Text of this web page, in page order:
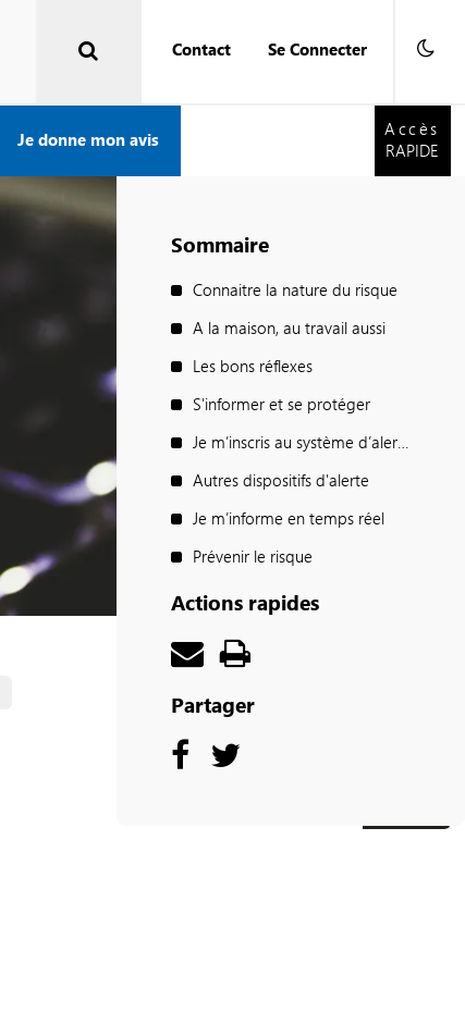
Contact Se Connecter
Accès
Je donne mon avis
Accès
RAPIDE
Sommaire
Connaitre la nature du risque
A la maison, au travail aussi
Les bons réflexes
S'informer et se protéger
Je m’inscris au système d’alerte
Autres dispositifs d'alerte
Je m’informe en temps réel
Prévenir le risque
Actions rapides
Partager